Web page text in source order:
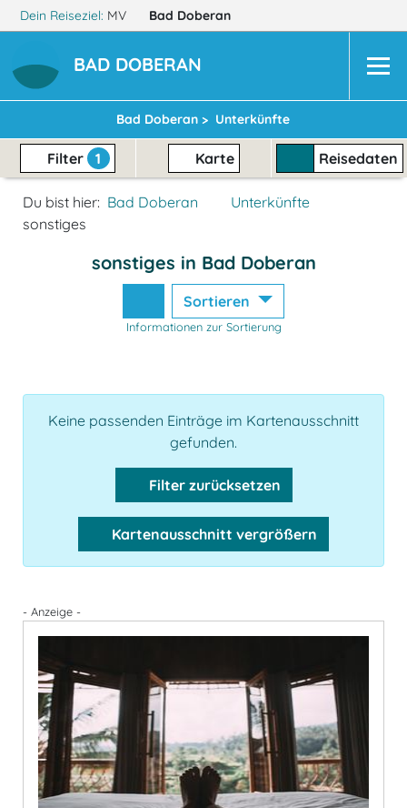
Dein Reiseziel: MV Bad Doberan
BAD DOBERAN
Bad Doberan > Unterkünfte
Filter 1 Karte Reisedaten
Du bist hier: Bad Doberan
Unterkünfte
sonstiges
sonstiges in Bad Doberan
Sortieren
Informationen zur Sortierung
Keine passenden Einträge im Kartenausschnitt
gefunden.
Filter zurücksetzen
Kartenausschnitt vergrößern
- Anzeige -